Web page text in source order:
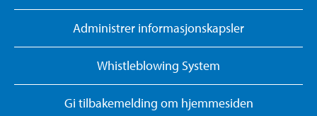
Administrer informasjonskapsler
Whistleblowing System
Gi tilbakemelding om hjemmesiden